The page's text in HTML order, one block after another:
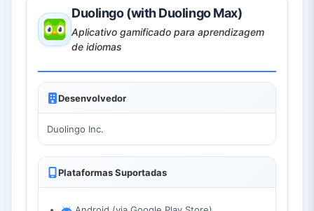
Duolingo (with Duolingo Max)
Aplicativo gamificado para aprendizagem
de idiomas
Desenvolvedor
Duolingo Inc.
Plataformas Suportadas